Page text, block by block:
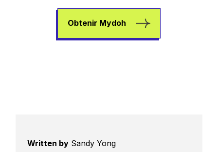
Obtenir Mydoh
Written by Sandy Yong